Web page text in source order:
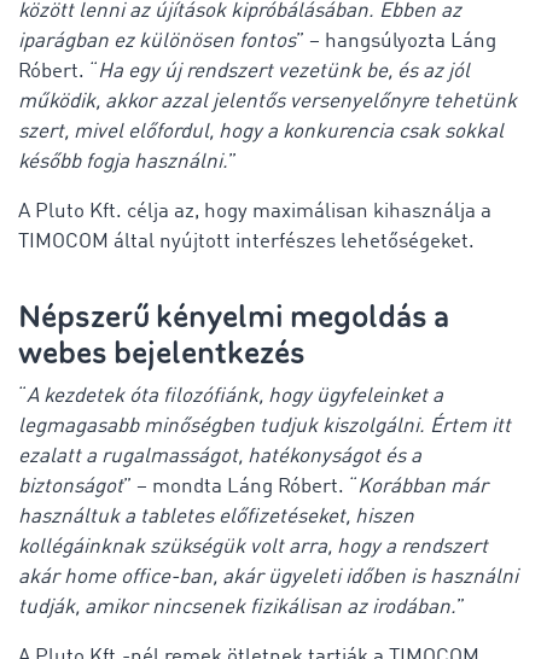
között lenni az újítások kipróbálásában. Ebben az
iparágban ez különösen fontos” – hangsúlyozta Láng
Róbert. “ Ha egy új rendszert vezetünk be, és az jól
működik, akkor azzal jelentős versenyelőnyre tehetünk
szert, mivel előfordul, hogy a konkurencia csak sokkal
később fogja használni.”
A Pluto Kft. célja az, hogy maximálisan kihasználja a
TIMOCOM által nyújtott interfészes lehetőségeket.
Népszerű kényelmi megoldás a
webes bejelentkezés
A kezdetek óta filozófiánk, hogy ügyfeleinket a
legmagasabb minőségben tudjuk kiszolgálni. Értem itt
ezalatt a rugalmasságot, hatékonyságot és a
biztonságot” – mondta Láng Róbert. “ Korábban már
használtuk a tabletes előfizetéseket, hiszen
kollégáinknak szükségük volt arra, hogy a rendszert
akár home office-ban, akár ügyeleti időben is használni
tudják, amikor nincsenek fizikálisan az irodában.”